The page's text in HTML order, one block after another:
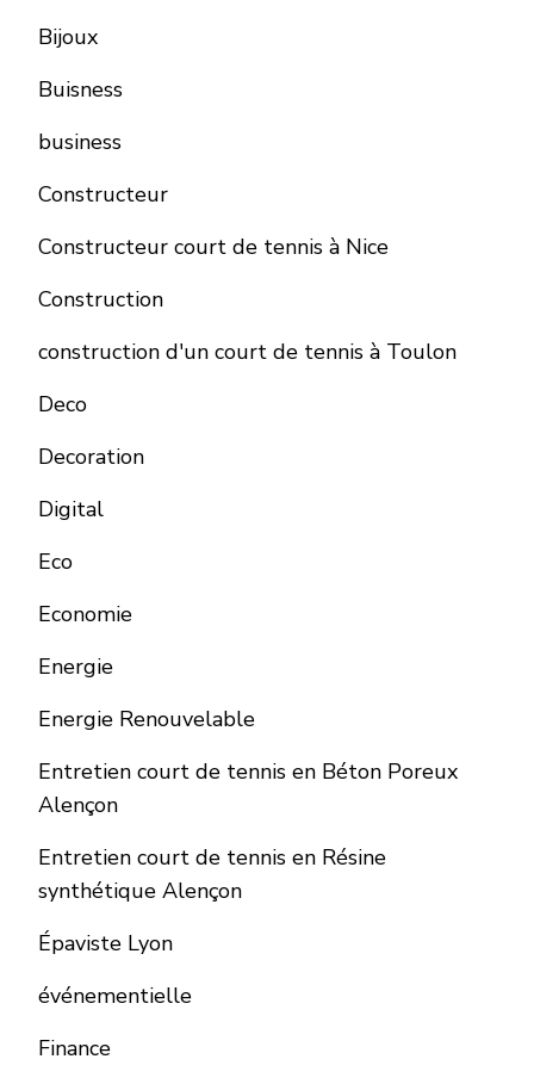
Bijoux
Buisness
business
Constructeur
Constructeur court de tennis à Nice
Construction
construction d'un court de tennis à Toulon
Deco
Decoration
Digital
Eco
Economie
Energie
Energie Renouvelable
Entretien court de tennis en Béton Poreux
Alençon
Entretien court de tennis en Résine
synthétique Alençon
Épaviste Lyon
événementielle
Finance